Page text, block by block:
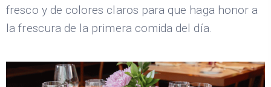
fresco y de colores claros para que haga honor a
la frescura de la primera comida del día.